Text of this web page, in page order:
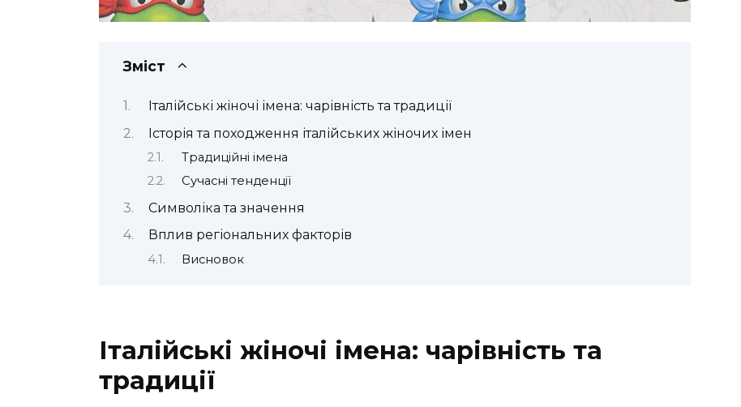
Зміст
Італійські жіночі імена: чарівність та традиції
Історія та походження італійських жіночих імен
Традиційні імена
Сучасні тенденції
Символіка та значення
Вплив регіональних факторів
Висновок
Італійські жіночі імена: чарівність та
традиції